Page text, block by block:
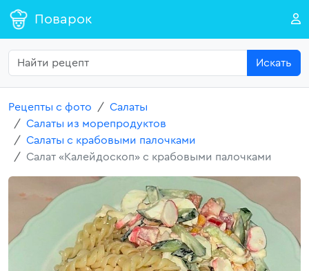
Поварок
Искать
Рецепты с фото
Салаты
Салаты из морепродуктов
Салаты с крабовыми палочками
Салат «Калейдоскоп» с крабовыми палочками